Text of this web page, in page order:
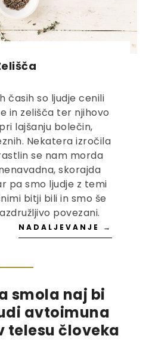
časih so ljudje cenili
in zelišča ter njihovo
lajšanju bolečin,
Nekatera izročila
se nam morda
skorajda
pa smo ljudje z temi
bitji bili in smo še
povezani.
NADALJEVANJE →
smola naj bi
avtoimuna
telesu človeka